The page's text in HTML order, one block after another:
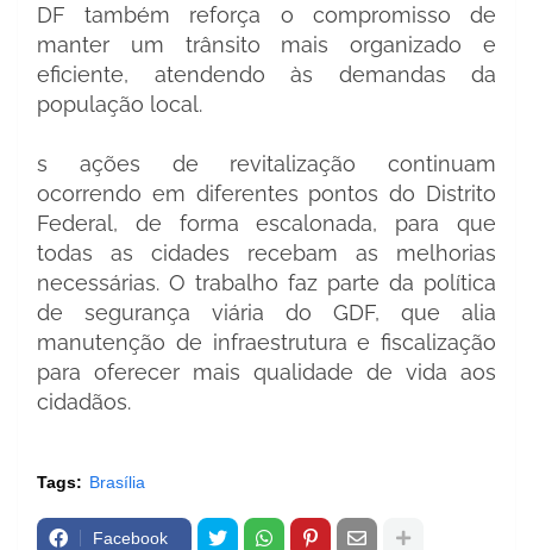
DF também reforça o compromisso de
manter um trânsito mais organizado e
eficiente, atendendo às demandas da
população local.
s ações de revitalização continuam
ocorrendo em diferentes pontos do Distrito
Federal, de forma escalonada, para que
todas as cidades recebam as melhorias
necessárias. O trabalho faz parte da política
de segurança viária do GDF, que alia
manutenção de infraestrutura e fiscalização
para oferecer mais qualidade de vida aos
cidadãos.
Tags: Brasília
Facebook